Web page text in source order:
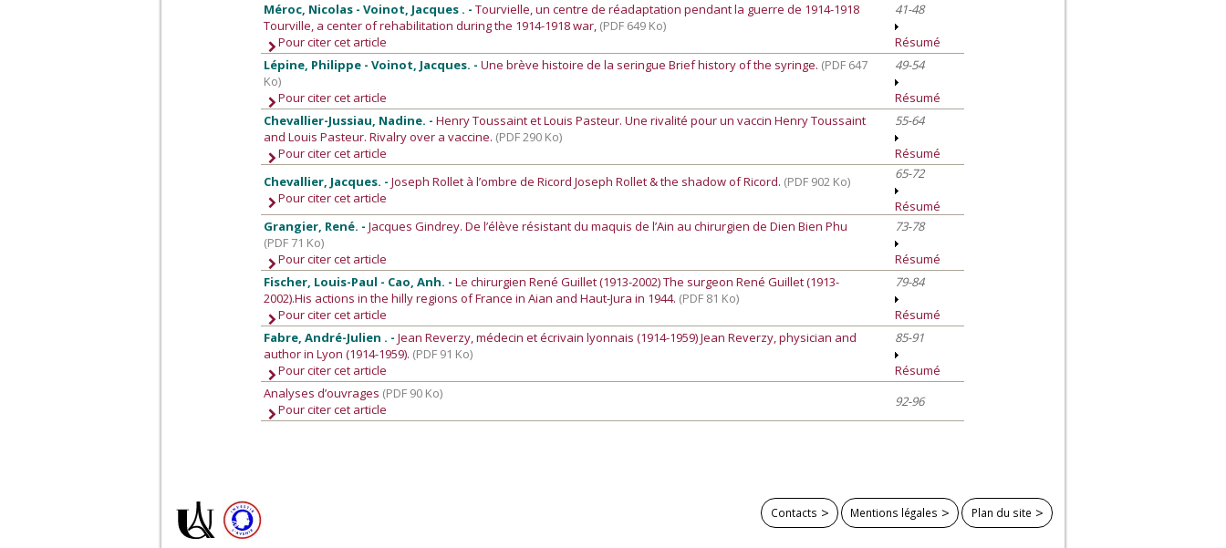
Méroc, Nicolas - Voinot, Jacques . -Tourvielle, un centre de réadaptation pendant la guerre de 1914-1918
Tourville, a center of rehabilitation during the 1914-1918 war, (PDF 649 Ko)
Pour citer cet article
41-48
Résumé
Lépine, Philippe - Voinot, Jacques. -Une brève histoire de la seringue Brief history of the syringe. (PDF 647
Ko)
Pour citer cet article
49-54
Résumé
Chevallier-Jussiau, Nadine. -Henry Toussaint et Louis Pasteur. Une rivalité pour un vaccin Henry Toussaint
and Louis Pasteur. Rivalry over a vaccine. (PDF 290 Ko)
Pour citer cet article
55-64
Résumé
Chevallier, Jacques. -Joseph Rollet à l’ombre de Ricord Joseph Rollet & the shadow of Ricord. (PDF 902 Ko)
Pour citer cet article
65-72
Résumé
Grangier, René. -Jacques Gindrey. De l’élève résistant du maquis de l’Ain au chirurgien de Dien Bien Phu
(PDF 71 Ko)
Pour citer cet article
73-78
Résumé
Fischer, Louis-Paul - Cao, Anh. -Le chirurgien René Guillet (1913-2002) The surgeon René Guillet (1913-
2002).His actions in the hilly regions of France in Aian and Haut-Jura in 1944. (PDF 81 Ko)
Pour citer cet article
79-84
Résumé
Fabre, André-Julien . -Jean Reverzy, médecin et écrivain lyonnais (1914-1959) Jean Reverzy, physician and
author in Lyon (1914-1959). (PDF 91 Ko)
Pour citer cet article
85-91
Résumé
Analyses d’ouvrages (PDF 90 Ko)
Pour citer cet article
92-96
Contacts Mentions légales Plan du site